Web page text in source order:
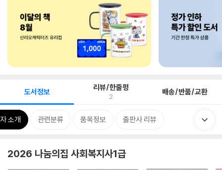
도서정보 리뷰/한줄평
2 배송/반품/교환
소개 관련분류 품목정보 출판사 리뷰
2026 나눔의집 사회복지사1급